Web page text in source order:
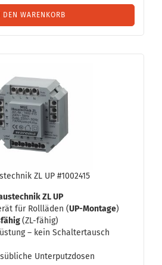
DEN WARENKORB
ZL UP #1002415
ZL UP
für Roll­lä­den (UP-​Montage)
(ZL-​fähig)
– kein Schal­ter­tausch
Un­ter­putz­do­sen